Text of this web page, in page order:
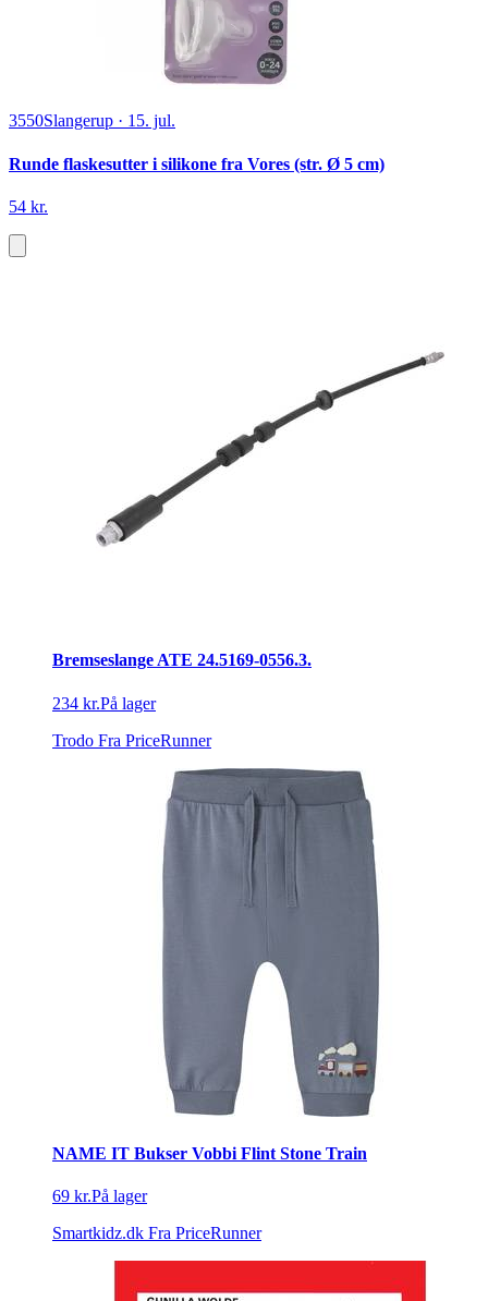
3550Slangerup · 15. jul.
Runde flaskesutter i silikone fra Vores (str. Ø 5 cm)
54 kr.
Bremseslange ATE 24.5169-0556.3.
234 kr.På lager
Trodo Fra PriceRunner
NAME IT Bukser Vobbi Flint Stone Train
69 kr.På lager
Smartkidz.dk Fra PriceRunner